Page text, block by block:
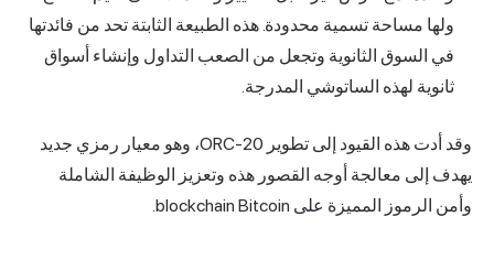
ولها مساحة تسمية محدودة. هذه الطبيعة الثابتة تحد من فائدتها
في السوق الثانوية وتجعل من الصعب التداول وإنشاء أسواق
ثانوية لهذه الساتوشي المدرجة.
وقد أدت هذه القيود إلى تطوير ORC-20، وهو معيار رمزي جديد
يهدف إلى معالجة أوجه القصور هذه وتعزيز الوظيفة الشاملة
وأمن الرموز المميزة على blockchain Bitcoin.